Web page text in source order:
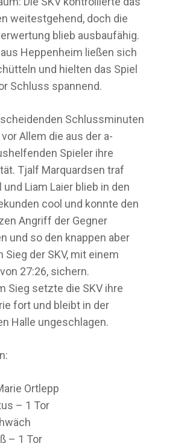
weitestgehend, doch die
blieb ausbaufähig.
Heppenheim ließen sich
und hielten das Spiel
Schluss spannend.
Schlussminuten
Allem die aus der a-
Spieler ihre
Tjalf Marquardsen traf
Liam Laier blieb in den
cool und konnte den
Angriff der Gegner
und so den knappen aber
Sieg der SKV, mit einem
27:26, sichern.
Sieg setzte die SKV ihre
fort und bleibt in der
Halle ungeschlagen.
Ortlepp
– 1 Tor
– 1 Tor